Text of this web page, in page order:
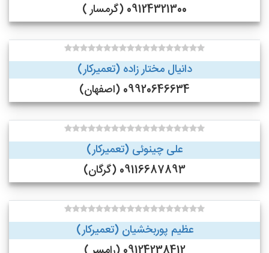
09124321300 (گرمسار )
دانیال مختار زاده (تعمیرکار)
09920646634 (اصفهان)
علی چینوئی (تعمیرکار)
09116687893 (گرگان)
عظیم پوربخشیان (تعمیرکار)